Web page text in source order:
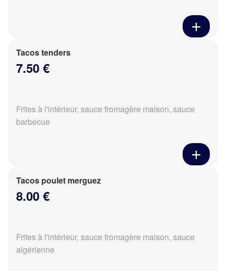
Tacos tenders
7.50 €
Frites à l'intérieur, sauce fromagère maison, sauce
barbecue
Tacos poulet merguez
8.00 €
Frites à l'intérieur, sauce fromagère maison, sauce
algérienne